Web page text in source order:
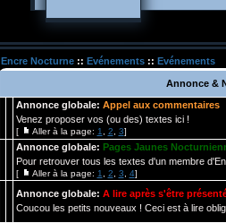
Encre Nocturne:: Evénements:: Evénements
Annonce &
Annonce globale: Appel aux commentaires
Venez proposer vos (ou des) textes ici !
[ Aller à la page: 1 2 3]
Annonce globale: Pages Jaunes
Pour retrouver tous les textes d'un membre
[ Aller à la page: 1 2 3 4]
Annonce globale: A lire après s'être
Coucou les petits nouveaux ! Ceci est à lire